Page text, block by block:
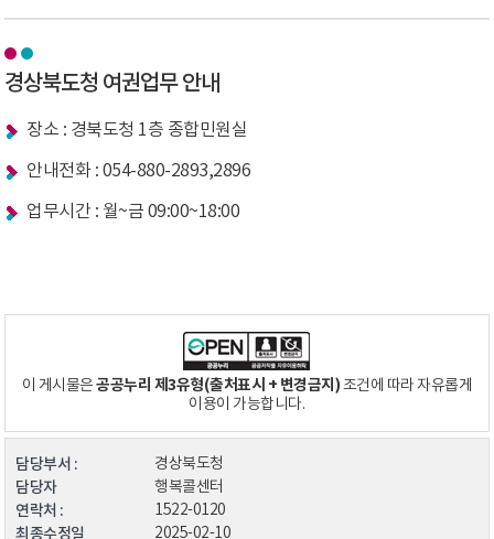
경상북도청 여권업무 안내
장소 : 경북도청 1층 종합민원실
안내전화 : 054-880-2893,2896
업무시간 : 월~금 09:00~18:00
이 게시물은공공누리 제3유형(출처표시 + 변경금지)조건에 따라 자유롭게
이용이 가능합니다.
담당부서 : 경상북도청
담당자 행복콜센터
연락처 : 1522-0120
최종수정일 2025-02-10